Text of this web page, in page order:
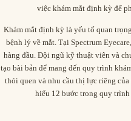
Tìm kiếm
việc khám mắt định kỳ để
Khám mắt định kỳ là yếu tố quan
bệnh lý về mắt. Tại Spectrum
hàng đầu. Đội ngũ kỹ thuật viên và
tạo bài bản để mang đến quy trình
thói quen và nhu cầu thị lực riêng
hiểu 12 bước trong quy trình